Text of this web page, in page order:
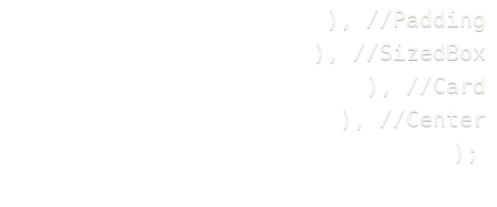
            ), //Padding
          ), //SizedBox
        ), //Card
      ), //Center
    );